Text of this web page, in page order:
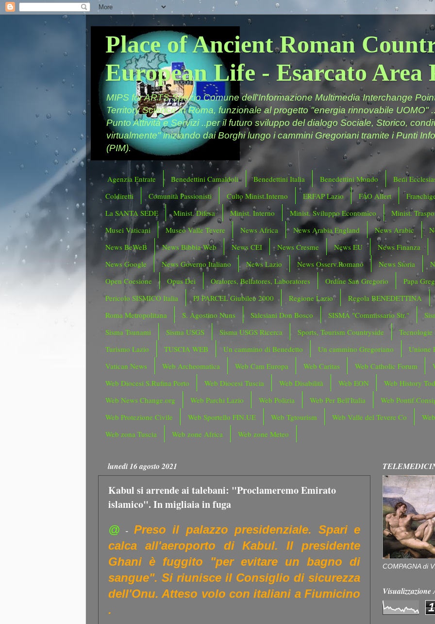
Place of Ancient Roman
European Life - Esarcato Area
MIPS for ARTS Spazio Comune dell'Informazione Multimedia Interchange
Territory Science in Roma, funzionale al progetto "energia rinnovabile UOMO"
Punto Attività e Servizi ..per il futuro sviluppo del dialogo Sociale, Storico,
virtualmente" iniziando dai Borghi lungo i cammini Gregoriani tramite i Punti
(PIM).
Agenzia Entrate Benedettini Camaldoli Benedettini Italia Benedettini Mondo
Beni
Coldiretti
Comunità Passionisti Culto Minist.Interno ERFAP Lazio FAO Allert
La SANTA SEDE
Minist. Difesa Minist. Interno Minist. Sviluppo Economico
Minist.
Musei Vaticani
Museo Valle Tevere News Africa News Arabia England News Arabic
News BeWeB
News Bibbia Web News CEI News Cresme News EU
News Finanza
News Google
News Governo Italiano News Lazio News Osserv.Romano News Storia
Open Coesione
Opus Dei Oratores, Bellatores, Laboratores Ordine San Gregorio
Papa
Pericolo SISMICO Italia
PJ PARCEL Giubileo 2000 Regione Lazio
Regola BENEDETTINA
Roma Metropolitana
S. Agostino Nuns Salesiani Don Bosco SISMA "Commissario Str."
Sisma Tsunami
Sisma USGS Sisma USGS Ricerca Sports, Tourism Countryside
Tecnologie
Turismo Lazio
TUSCIA WEB Un cammino di Benedetto Un cammino Gregoriano
Unione
Vatican News
Web Archeomatica Web Cam Europa Web Caritas Web Catholic Forum
Web Diocesi S.Rufina Porto
Web Diocesi Tuscia Web Disabilità Web EON
Web History
Web News Change.org
Web Parchi Lazio Web Polizia Web Per Bell'Italia
Web
Web Protezione Civile
Web Sportello FIN.UE Web Tgtourism Web Valle del Tevere Co
Web zona Tuscia
Web zone Africa Web zone Meteo
lunedì 16 agosto 2021
Kabul si arrende ai talebani: "Proclameremo Emirato
islamico". In migliaia in fuga
@ - Preso il palazzo presidenziale. Spari e
calca all'aeroporto di Kabul. Il presidente
Ghani è fuggito "per evitare un bagno di
sangue". Si riunisce il Consiglio di sicurezza
dell'Onu. Atteso volo con italiani a Fiumicino
.
COMPAGNA di
1